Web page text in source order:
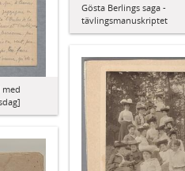
Gösta Berlings saga -
tävlingsmanuskriptet